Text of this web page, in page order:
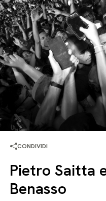
CONDIVIDI
Pietro Saitta
Benasso